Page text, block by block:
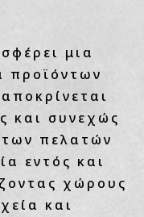
μια
προϊόντων
και συνεχώς
των πελατών
εντός και
χώρους
και